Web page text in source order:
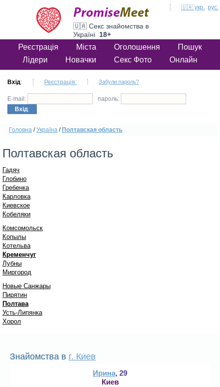
🇺🇦 Секс знайомства в
Україні 18+
Реєстрація Міста Оголошення
Пошук
Лідери
Новачки Секс Фото Онлайн
Вхід: Реєстрація: Забули пароль?
E-mail:
пароль:
Вхід:
🇺🇦 укр. рус.
Головна /Україна / Полтавская область
Полтавская область
Гадяч
Глобино
Гребенка
Карловка
Киевское
Кобеляки
Комсомольск
Копылы
Котельва
Кременчуг
Лубны
Миргород
Новые Санжары
Пирятин
Полтава
Усть-Липянка
Хорол
Знайомства в г. Киев
Ирина, 29
Киев